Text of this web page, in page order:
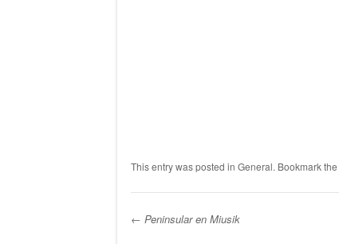
This entry was posted in General. Bookmark the
← Peninsular en Miusik